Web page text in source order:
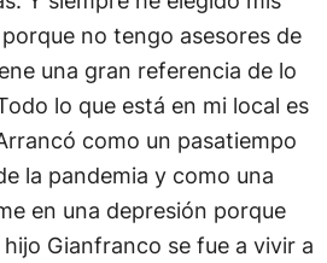
no tengo asesores de
una gran referencia de lo
lo que está en mi local es
como un pasatiempo
la pandemia y como una
en una depresión porque
Gianfranco se fue a vivir a